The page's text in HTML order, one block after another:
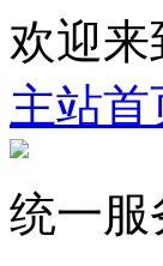
欢迎
主站首
统一服